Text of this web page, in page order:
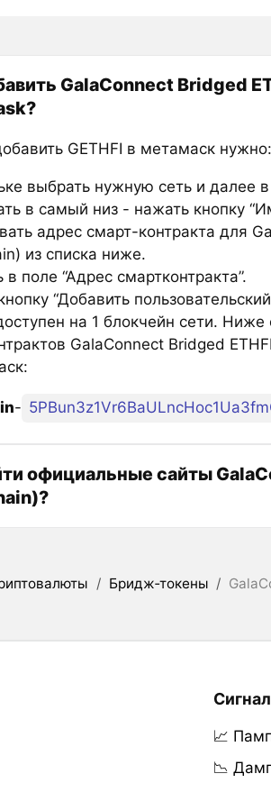
GalaConnect Bridged
GETHFI в метамаск нужно:
выбрать нужную сеть и далее
в самый низ - нажать кнопку
адрес смарт-контракта для
из списка ниже.
в поле “Адрес смартконтракта”.
“Добавить пользовательский
на 1 блокчейн сети. Ниже
GalaConnect Bridged
-
официальные сайты
/ Бридж‑токены /
📈
📉